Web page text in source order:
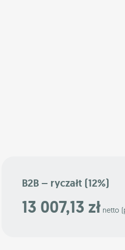
B2B – ryczałt (12%)
13 007,13 zł netto